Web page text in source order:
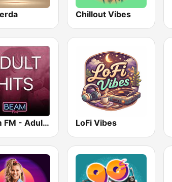
Chillout Vibes
Beam FM - Adult Hits LoFi Vibes